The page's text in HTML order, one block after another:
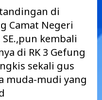
di
Camat Negeri
kembali
di RK 3 Gefung
sekali gus
muda-mudi yang